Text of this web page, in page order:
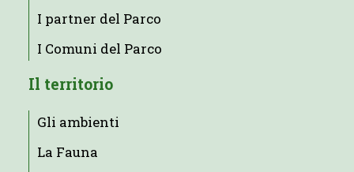
I partner del Parco
I Comuni del Parco
Il territorio
Gli ambienti
La Fauna